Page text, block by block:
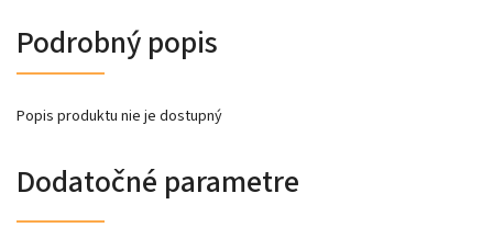
Podrobný popis
Popis produktu nie je dostupný
Dodatočné parametre